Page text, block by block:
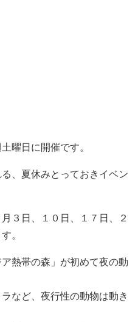
曜日に開催です。
、夏休みとっておきイベン
３日、１０日、１７日、２
。
熱帯の森」が初めて夜の動
など、夜行性の動物は動き